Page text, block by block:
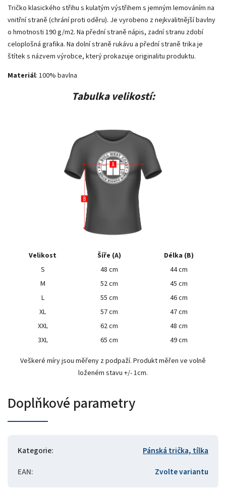
Tričko klasického střihu s kulatým výstřihem s jemným lemováním na
vnitřní straně (chrání proti oděru). Je vyrobeno z nejkvalitnější bavlny
o hmotnosti 190 g/m2. Na přední straně nápis, zadní stranu zdobí
celoplošná grafika. Na dolní straně rukávu a přední straně trika je
štítek s názvem výrobce, který prokazuje originalitu produktu.
Materiál: 100% bavlna
Tabulka velikostí:
Velikost Šíře (A)
Délka (B)
S
48 cm
44 cm
M
52 cm
45 cm
L
55 cm
46 cm
XL
57 cm
47 cm
XXL
62 cm
48 cm
3XL
65 cm 49 cm
Veškeré míry jsou měřeny z podpaží. Produkt měřen ve volně
loženém stavu +/- 1cm.
Doplňkové parametry
Kategorie:
Pánská trička, tílka
EAN: Zvolte variantu